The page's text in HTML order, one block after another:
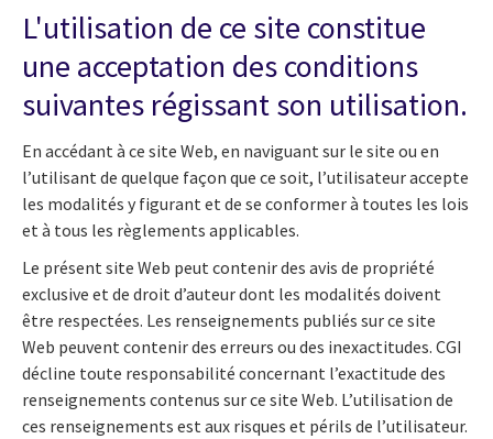
L'utilisation de ce site constitue
une acceptation des conditions
suivantes régissant son utilisation.
En accédant à ce site Web, en naviguant sur le site ou en
l’utilisant de quelque façon que ce soit, l’utilisateur accepte
les modalités y figurant et de se conformer à toutes les lois
et à tous les règlements applicables.
Le présent site Web peut contenir des avis de propriété
exclusive et de droit d’auteur dont les modalités doivent
être respectées. Les renseignements publiés sur ce site
Web peuvent contenir des erreurs ou des inexactitudes. CGI
décline toute responsabilité concernant l’exactitude des
renseignements contenus sur ce site Web. L’utilisation de
ces renseignements est aux risques et périls de l’utilisateur.